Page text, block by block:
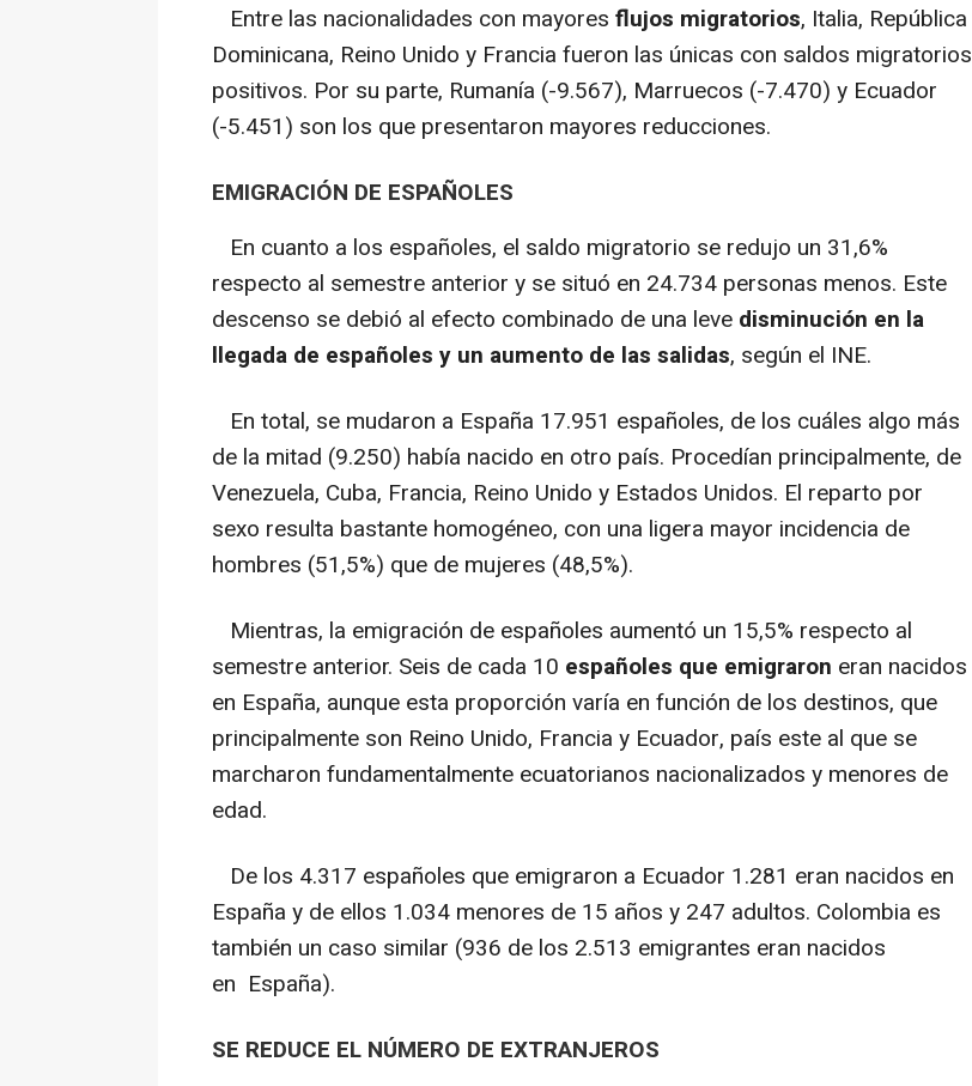
Entre las nacionalidades con mayores flujos migratorios, Italia, República
Dominicana, Reino Unido y Francia fueron las únicas con saldos migratorios
positivos. Por su parte, Rumanía (-9.567), Marruecos (-7.470) y Ecuador
(-5.451) son los que presentaron mayores reducciones.
EMIGRACIÓN DE ESPAÑOLES
En cuanto a los españoles, el saldo migratorio se redujo un 31,6%
respecto al semestre anterior y se situó en 24.734 personas menos. Este
descenso se debió al efecto combinado de una leve disminución en la
llegada de españoles y un aumento de las salidas, según el INE.
En total, se mudaron a España 17.951 españoles, de los cuáles algo más
de la mitad (9.250) había nacido en otro país. Procedían principalmente, de
Venezuela, Cuba, Francia, Reino Unido y Estados Unidos. El reparto por
sexo resulta bastante homogéneo, con una ligera mayor incidencia de
hombres (51,5%) que de mujeres (48,5%).
Mientras, la emigración de españoles aumentó un 15,5% respecto al
semestre anterior. Seis de cada 10 españoles que emigraron eran nacidos
en España, aunque esta proporción varía en función de los destinos, que
principalmente son Reino Unido, Francia y Ecuador, país este al que se
marcharon fundamentalmente ecuatorianos nacionalizados y menores de
edad.
De los 4.317 españoles que emigraron a Ecuador 1.281 eran nacidos en
España y de ellos 1.034 menores de 15 años y 247 adultos. Colombia es
también un caso similar (936 de los 2.513 emigrantes eran nacidos
en España).
SE REDUCE EL NÚMERO DE EXTRANJEROS